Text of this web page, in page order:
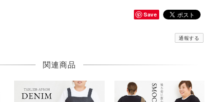
Save
通報する
関連商品